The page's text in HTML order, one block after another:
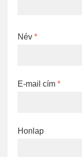
Név *
E-mail cím *
Honlap